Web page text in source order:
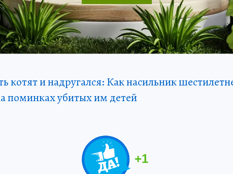
котят и надругался: Как насильник
поминках убитых им детей
+1